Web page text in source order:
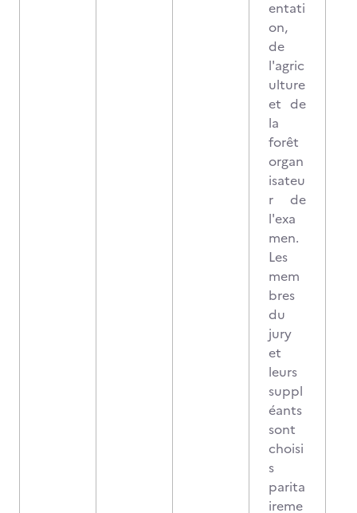
entati
on,
de
l'agric
ulture
et de
la
forêt
organ
isateu
r de
l'exa
men.
Les
mem
bres
du
jury
et
leurs
suppl
éants
sont
choisi
s
parita
ireme